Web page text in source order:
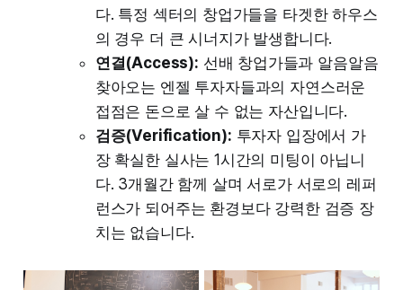
다. 특정 섹터의 창업가들을 타겟한 하우스
의 경우 더 큰 시너지가 발생합니다.
연결(Access): 선배 창업가들과 알음알음
찾아오는 엔젤 투자자들과의 자연스러운
접점은 돈으로 살 수 없는 자산입니다.
검증(Verification): 투자자 입장에서 가
장 확실한 실사는 1시간의 미팅이 아닙니
다. 3개월간 함께 살며 서로가 서로의 레퍼
런스가 되어주는 환경보다 강력한 검증 장
치는 없습니다.